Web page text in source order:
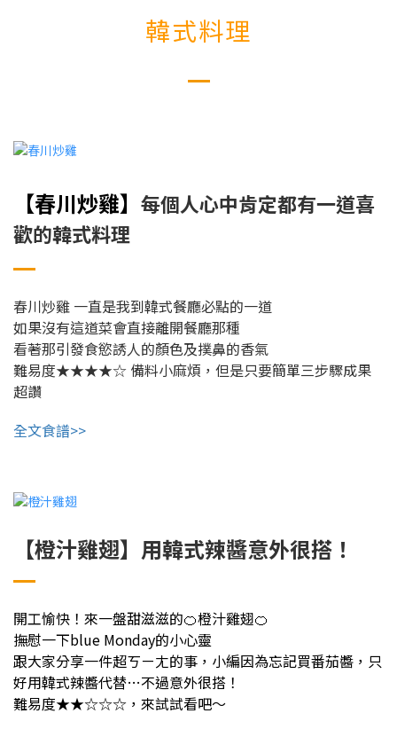
韓式料理
【春川炒雞】 每個人心中肯定都有一道喜
歡的韓式料理
春川炒雞 一直是我到韓式餐廳必點的一道
如果沒有這道菜會直接離開餐廳那種
看著那引發食慾誘人的顏色及撲鼻的香氣
難易度★★★★☆ 備料小麻煩，但是只要簡單三步驟成果
超讚
全文食譜>>
【橙汁雞翅】用韓式辣醬意外很搭！
開工愉快！來一盤甜滋滋的🍊橙汁雞翅🍊
撫慰一下blue Monday的小心靈
跟大家分享一件超ㄎㄧㄤ的事，小編因為忘記買番茄醬，只
好用韓式辣醬代替…不過意外很搭！
難易度★★☆☆☆，來試試看吧～